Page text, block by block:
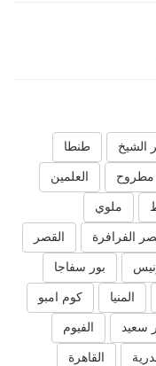
الشيخ طنطا
مطروح العلمين
ملوي
الفرافرة القصر
بور سفاجا
المنيا كوم امبو
سعيد الفيوم
القاهرة